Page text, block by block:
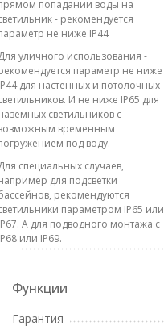
попадании воды на
- рекомендуется
не ниже IP44
уличного использования -
параметр не ниже
для настенных и потолочных
И не ниже IP65 для
светильников с
временным
под воду.
специальных случаев,
для подсветки
рекомендуются
параметром IP65 или
А для подводного монтажа с
или IP69.
Функции
Гарантия